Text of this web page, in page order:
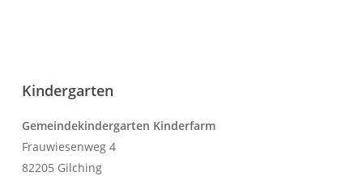
Kindergarten
Gemeindekindergarten Kinderfarm
Frauwiesenweg 4
82205 Gilching